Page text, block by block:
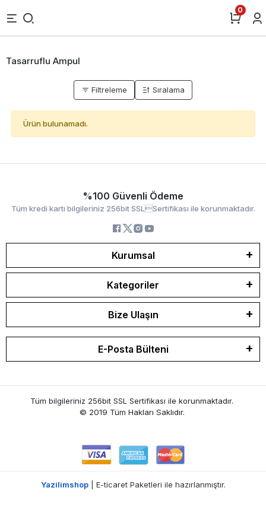
0
Tasarruflu Ampul
Filtreleme Sıralama
Ürün bulunamadı.
%100 Güvenli Ödeme
Tüm kredi kartı bilgileriniz 256bit SSLSertifikası ile korunmaktadır.
Kurumsal
Kategoriler
Bize Ulaşın
E-Posta Bülteni
Tüm bilgileriniz 256bit SSL Sertifikası ile korunmaktadır.
© 2019 Tüm Hakları Saklıdır.
Yazilimshop| E-ticaret Paketleri ile hazırlanmıştır.